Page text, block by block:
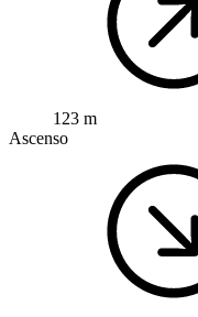
123 m
Ascenso